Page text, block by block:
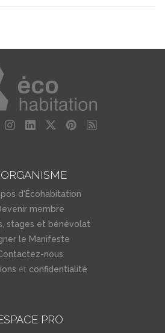
d'Écohabitation
membre
stages et bénévolat
le Manifeste
nous
et confidentialité
PRO